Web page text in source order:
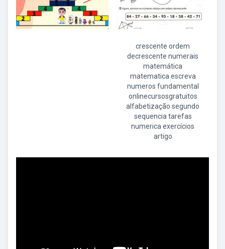
crescente ordem
decrescente numerais
matemática
matematica escreva
numeros fundamental
onlinecursosgratuitos
alfabetização segundo
sequencia tarefas
numerica exercícios
artigo